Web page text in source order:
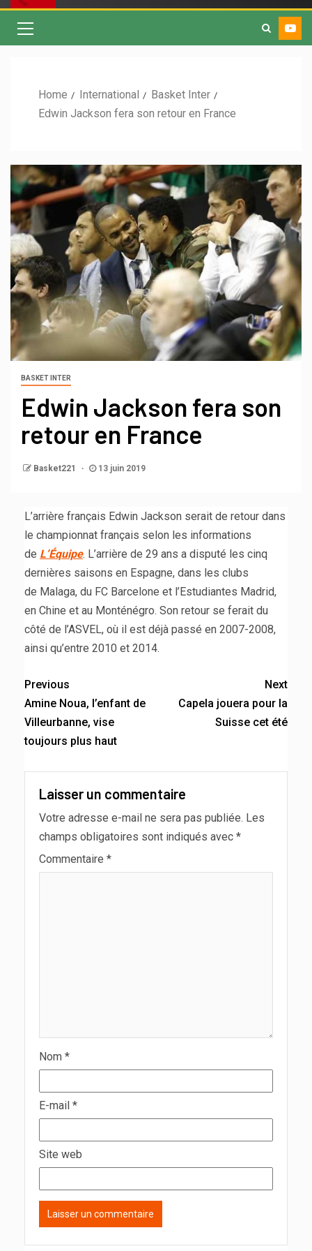
Home International
Basket Inter
Edwin Jackson fera son retour en France
BASKET INTER
Edwin Jackson fera son
retour en France
Basket221 13 juin 2019
L’arrière français Edwin Jackson serait de retour dans
le championnat français selon les informations
de L’Équipe. L’arrière de 29 ans a disputé les cinq
dernières saisons en Espagne, dans les clubs
de Malaga, du FC Barcelone et l’Estudiantes Madrid,
en Chine et au Monténégro. Son retour se ferait du
côté de l’ASVEL, où il est déjà passé en 2007-2008,
ainsi qu’entre 2010 et 2014.
Previous
Amine Noua, l’enfant de
Villeurbanne, vise
toujours plus haut
Next
Capela jouera pour la
Suisse cet été
Laisser un commentaire
Votre adresse e-mail ne sera pas publiée. Les
champs obligatoires sont indiqués avec *
Commentaire *
Nom *
E-mail *
Site web